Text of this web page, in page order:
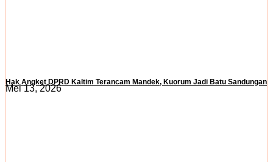
Hak Angket DPRD Kaltim Terancam Mandek, Kuorum Jadi Batu Sandungan
Mei 13, 2026